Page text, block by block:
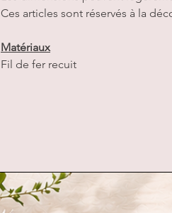
Ces articles sont réservés à la
Matériaux
Fil de fer recuit